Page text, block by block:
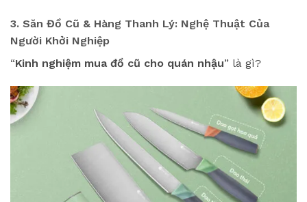
3. Săn Đồ Cũ & Hàng Thanh Lý: Nghệ Thuật Của
Người Khởi Nghiệp
“Kinh nghiệm mua đồ cũ cho quán nhậu” là gì?